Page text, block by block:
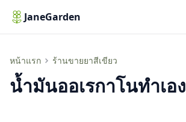
JaneGarden
หน้าแรก ร้านขายยาสีเขียว
น้ำมันออเรกาโนทำเอง
น้ำมันออเรกาโนทำเอง